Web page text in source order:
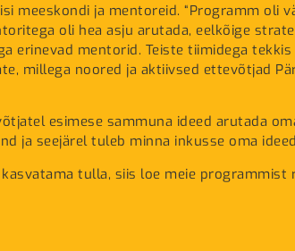
ja mentoreid. “Programm oli
oli hea asju arutada, eelkõige
mentorid. Teiste tiimidega
millega noored ja aktiivsed ettevõtjad
esimese sammuna ideed arutada
ja seejärel tuleb minna inkusse oma
tulla, siis loe meie programmist